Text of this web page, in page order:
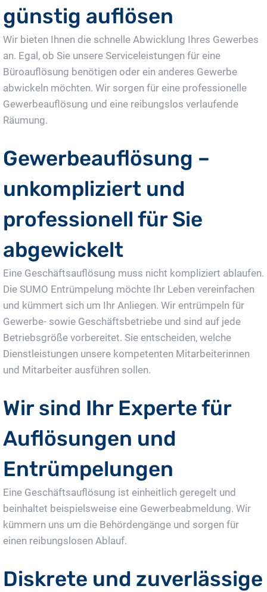
günstig auflösen
Wir bieten Ihnen die schnelle Abwicklung Ihres Gewerbes
an. Egal, ob Sie unsere Serviceleistungen für eine
Büroauflösung benötigen oder ein anderes Gewerbe
abwickeln möchten. Wir sorgen für eine professionelle
Gewerbeauflösung und eine reibungslos verlaufende
Räumung.
Gewerbeauflösung –
unkompliziert und
professionell für Sie
abgewickelt
Eine Geschäftsauflösung muss nicht kompliziert ablaufen.
Die SUMO Entrümpelung möchte Ihr Leben vereinfachen
und kümmert sich um Ihr Anliegen. Wir entrümpeln für
Gewerbe- sowie Geschäftsbetriebe und sind auf jede
Betriebsgröße vorbereitet. Sie entscheiden, welche
Dienstleistungen unsere kompetenten Mitarbeiterinnen
und Mitarbeiter ausführen sollen.
Wir sind Ihr Experte für
Auflösungen und
Entrümpelungen
Eine Geschäftsauflösung ist einheitlich geregelt und
beinhaltet beispielsweise eine Gewerbeabmeldung. Wir
kümmern uns um die Behördengänge und sorgen für
einen reibungslosen Ablauf.
Diskrete und zuverlässige